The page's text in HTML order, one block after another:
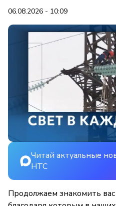
06.08.2026 - 10:09
Читай актуальные
НТС
Продолжаем знакомить